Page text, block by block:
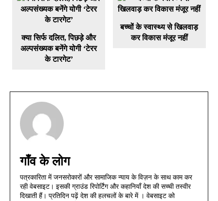
क्या सिर्फ दलित, पिछड़े और
अल्पसंख्यक बनेंगे योगी ‘टेरर
के टारगेट’
बच्चों के स्वास्थ्य से खिलवाड़
कर विकास मंजूर नहीं
गाँव के लोग
पत्रकारिता में जनसरोकारों और सामाजिक न्याय के विज़न के साथ काम कर
रही वेबसाइट। इसकी ग्राउंड रिपोर्टिंग और कहानियाँ देश की सच्ची तस्वीर
दिखाती हैं। प्रतिदिन पढ़ें देश की हलचलों के बारे में । वेबसाइट को